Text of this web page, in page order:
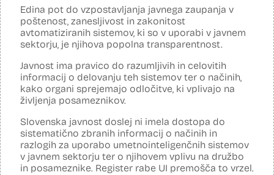
Edina pot do vzpostavljanja javnega zaupanja v
poštenost, zanesljivost in zakonitost
avtomatiziranih sistemov, ki so v uporabi v javnem
sektorju, je njihova popolna transparentnost.
Javnost ima pravico do razumljivih in celovitih
informacij o delovanju teh sistemov ter o načinih,
kako organi sprejemajo odločitve, ki vplivajo na
življenja posameznikov.
Slovenska javnost doslej ni imela dostopa do
sistematično zbranih informacij o načinih in
razlogih za uporabo umetnointeligenčnih sistemov
v javnem sektorju ter o njihovem vplivu na družbo
in posameznike. Register rabe UI premošča to vrzel.